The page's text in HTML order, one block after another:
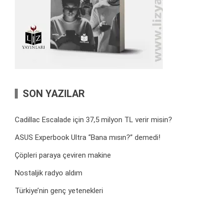
SON YAZILAR
Cadillac Escalade için 37,5 milyon TL verir misin?
ASUS Experbook Ultra “Bana mısın?” demedi!
Çöpleri paraya çeviren makine
Nostaljik radyo aldım
Türkiye’nin genç yetenekleri